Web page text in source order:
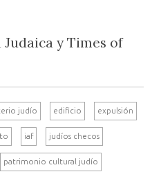
y Times of
judío edificio expulsión
iaf judíos checos
patrimonio cultural judío